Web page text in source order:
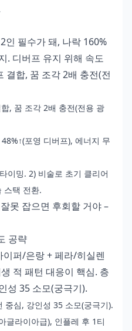
인 필수가 돼, 나락 160%
. 디버프 유지 위해 속도
결합, 꿈 조각 2배 충전(전
, 꿈 조각 2배 충전(전용 광
포영 디버프), 에너지 무
이밍. 2) 비술로 초기 클리어
스택 전환.
못 잡으면 후회할 거야 –
공략
퍼/은랑 + 페라/히실렌
적 패턴 대응이 핵심. 층
성 35 소모(궁극기).
중심, 강인성 35 소모(궁극기).
글라이아급), 인플레 후 1티